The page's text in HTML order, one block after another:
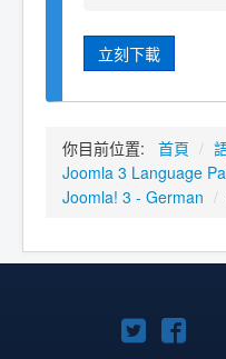
立刻下載
你目前位置: 首頁 /
Joomla 3 Language
Joomla! 3 - German /
Twitter